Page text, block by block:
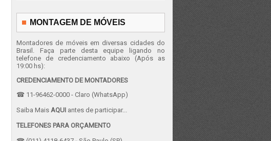
MONTAGEM DE MÓVEIS
Montadores de móveis em diversas cidades do
Brasil. Faça parte desta equipe ligando no
telefone de credenciamento abaixo (Após as
19:00 hs):
CREDENCIAMENTO DE MONTADORES
☎ 11-96462-0000 - Claro (WhatsApp)
Saiba Mais AQUI antes de participar...
TELEFONES PARA ORÇAMENTO